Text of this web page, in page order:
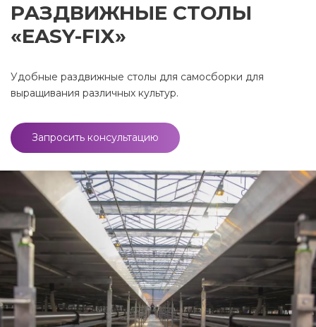
РАЗДВИЖНЫЕ СТОЛЫ
«EASY-FIX»
Удобные раздвижные столы для самосборки для
выращивания различных культур.
Запросить консультацию